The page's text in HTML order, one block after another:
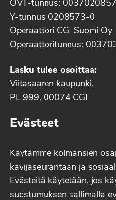
OVT-tunnus:
Y-tunnus 0208573-0
Operaattori CGI Suomi Oy
Operaattoritunnus:
Lasku tulee osoittaa:
Viitasaaren kaupunki,
PL 999, 00074 CGI
Evästeet
Käytämme kolmansien
kävijäseurantaan ja
Evästeitä käytetään, jos
suostumuksen sallimalla